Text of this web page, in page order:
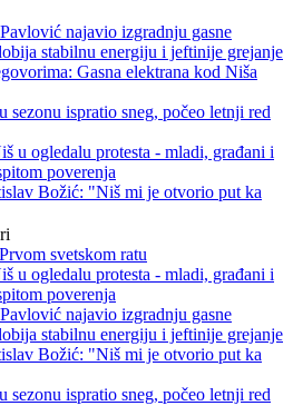
najavio izgradnju gasne
stabilnu energiju i jeftinije grejanje
Gasna elektrana kod Niša
sezonu ispratio sneg, počeo letnji red
u ogledalu protesta - mladi, građani i
poverenja
Božić: "Niš mi je otvorio put ka
svetskom ratu
u ogledalu protesta - mladi, građani i
poverenja
najavio izgradnju gasne
stabilnu energiju i jeftinije grejanje
Božić: "Niš mi je otvorio put ka
sezonu ispratio sneg, počeo letnji red